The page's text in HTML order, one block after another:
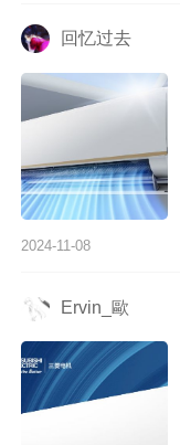
回忆过去
2024-11-08
Ervin_歐